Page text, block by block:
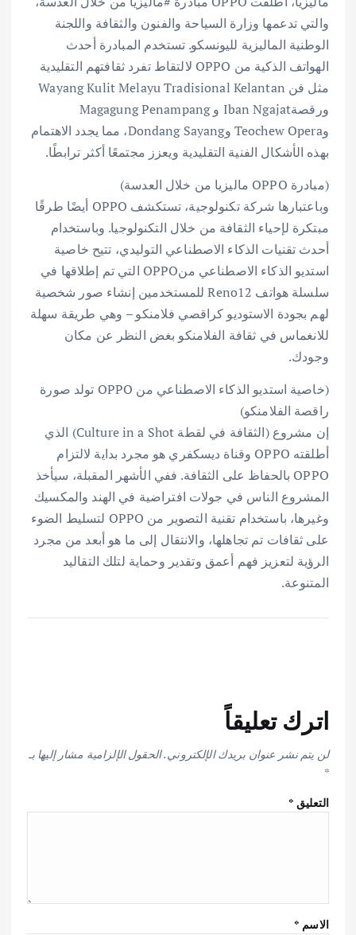
والتي تدعمها وزارة السياحة والفنون والثقافة واللجنة
الوطنية الماليزية لليونسكو. تستخدم المبادرة أحدث
الهواتف الذكية من OPPO لالتقاط تفرد ثقافتهم التقليدية
مثل فن Wayang Kulit Melayu Tradisional Kelantan
ورقصةIban Ngajat و Magagung Penampang
وTeochew Opera وDondang Sayang، مما يجدد الاهتمام
بهذه الأشكال الفنية التقليدية ويعزز مجتمعًا أكثر ترابطًا.
(مبادرة OPPO ماليزيا من خلال العدسة)
وباعتبارها شركة تكنولوجية، تستكشف OPPO أيضًا طرقًا
مبتكرة لإحياء الثقافة من خلال التكنولوجيا. وباستخدام
أحدث تقنيات الذكاء اﻻصطناعي التوليدي، تتيح خاصية
استديو الذكاء اﻻصطناعي منOPPO التي تم إطلاقها في
سلسلة هواتف Reno12 للمستخدمين إنشاء صور شخصية
لهم بجودة الاستوديو كراقصي فلامنكو – وهي طريقة سهلة
للانغماس في ثقافة الفلامنكو بغض النظر عن مكان
وجودك.
(خاصية استديو الذكاء اﻻصطناعي من OPPO تولد صورة
راقصة الفلامنكو)
إن مشروع (الثقافة في لقطة Culture in a Shot) الذي
أطلقته OPPO وقناة ديسكفري هو مجرد بداية لالتزام
OPPO بالحفاظ على الثقافة. ففي الأشهر المقبلة، سيأخذ
المشروع الناس في جولات افتراضية في الهند والمكسيك
وغيرها، باستخدام تقنية التصوير من OPPO لتسليط الضوء
على ثقافات تم تجاهلها، والانتقال إلى ما هو أبعد من مجرد
الرؤية لتعزيز فهم أعمق وتقدير وحماية لتلك التقاليد
المتنوعة.
اترك تعليقاً
لن يتم نشر عنوان بريدك الإلكتروني.الحقول الإلزامية مشار إليها بـ
*
التعليق*
الاسم *